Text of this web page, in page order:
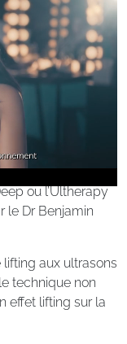
de l’ovale du
ou l’Ultherapy
le Dr Benjamin
aux ultrasons
technique non
effet lifting sur la